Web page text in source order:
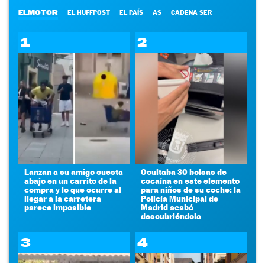
ELMOTOR EL HUFFPOST EL PAÍS AS CADENA SER
1
Lanzan a su amigo cuesta
abajo en un carrito de la
compra y lo que ocurre al
llegar a la carretera
parece imposible
2
Ocultaba 30 bolsas de
cocaína en este elemento
para niños de su coche: la
Policía Municipal de
Madrid acabó
descubriéndola
3 4